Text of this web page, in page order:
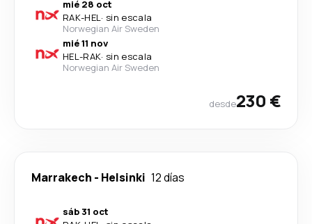
mié 28 oct
RAK-HEL· sin escala
Norwegian Air Sweden
mié 11 nov
HEL-RAK· sin escala
Norwegian Air Sweden
desde230 €
Marrakech - Helsinki 12 días
sáb 31 oct